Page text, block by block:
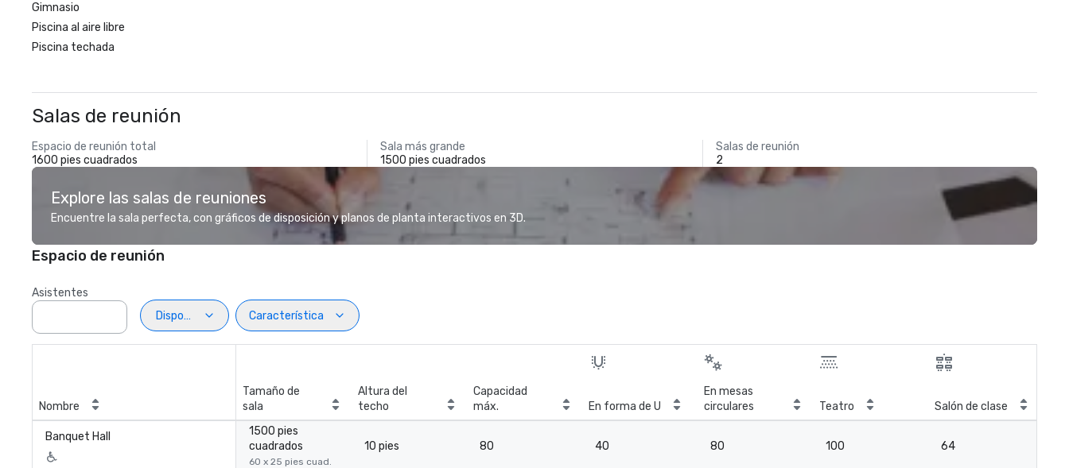
Gimnasio
Piscina al aire libre
Piscina techada
Salas de reunión
Espacio de reunión total
1600 pies cuadrados
Sala más grande
1500 pies cuadrados
Salas de reunión
2
Explore las salas de reuniones
Encuentre la sala perfecta, con gráficos de disposición y planos de planta interactivos en 3D.
Espacio de reunión
Asistentes
Disposiciön
Característica
Nombre
Tamaño de
sala
Altura del
techo
Capacidad
máx.
En forma de U
En mesas
circulares
Teatro Salón de clase
Banquet Hall
1500 pies
cuadrados
60 x 25 pies cuad.
10 pies 80 40 80 100 64